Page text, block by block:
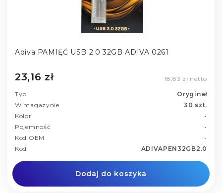
Adiva PAMIĘĆ USB 2.0 32GB ADIVA 0261
23,16 zł 18,83 zł netto
Typ
Oryginał
W magazynie
30 szt.
Kolor
-
Pojemność
-
Kod OEM
-
Kod
ADIVAPEN32GB2.0
Dodaj do koszyka